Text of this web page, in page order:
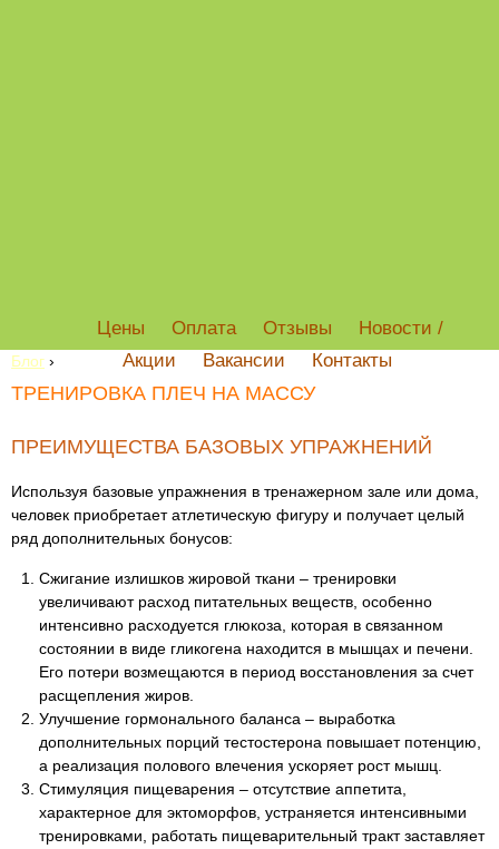
Цены Оплата Отзывы
Новости /
Акции
Вакансии Контакты
Блог ›
ТРЕНИРОВКА ПЛЕЧ НА МАССУ
ПРЕИМУЩЕСТВА БАЗОВЫХ УПРАЖНЕНИЙ
Используя базовые упражнения в тренажерном зале или дома,
человек приобретает атлетическую фигуру и получает целый
ряд дополнительных бонусов:
Сжигание излишков жировой ткани – тренировки
увеличивают расход питательных веществ, особенно
интенсивно расходуется глюкоза, которая в связанном
состоянии в виде гликогена находится в мышцах и печени.
Его потери возмещаются в период восстановления за счет
расщепления жиров.
Улучшение гормонального баланса – выработка
дополнительных порций тестостерона повышает потенцию,
а реализация полового влечения ускоряет рост мышц.
Стимуляция пищеварения – отсутствие аппетита,
характерное для эктоморфов, устраняется интенсивными
тренировками, работать пищеварительный тракт заставляет